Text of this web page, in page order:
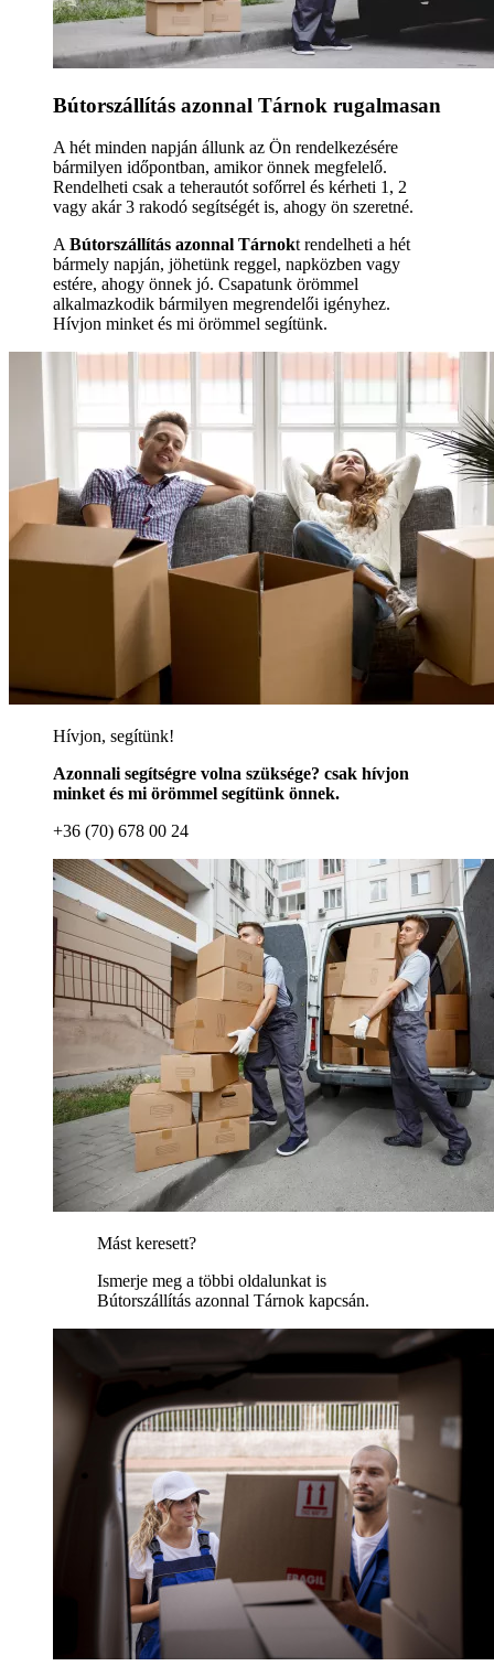
Bútorszállítás azonnal Tárnok rugalmasan
A hét minden napján állunk az Ön rendelkezésére
bármilyen időpontban, amikor önnek megfelelő.
Rendelheti csak a teherautót sofőrrel és kérheti 1, 2
vagy akár 3 rakodó segítségét is, ahogy ön szeretné.
A Bútorszállítás azonnal Tárnokt rendelheti a hét
bármely napján, jöhetünk reggel, napközben vagy
estére, ahogy önnek jó. Csapatunk örömmel
alkalmazkodik bármilyen megrendelői igényhez.
Hívjon minket és mi örömmel segítünk.
Hívjon, segítünk!
Azonnali segítségre volna szüksége? csak hívjon
minket és mi örömmel segítünk önnek.
+36 (70) 678 00 24
Mást keresett?
Ismerje meg a többi oldalunkat is
Bútorszállítás azonnal Tárnok kapcsán.